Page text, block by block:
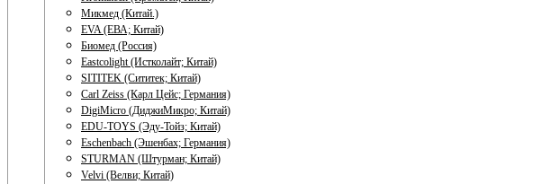
Микмед (Китай.)
EVA (ЕВА; Китай)
Биомед (Россия)
Eastcolight (Истколайт; Китай)
SITITEK (Сититек; Китай)
Carl Zeiss (Карл Цейс; Германия)
DigiMicro (ДиджиМикро; Китай)
EDU-TOYS (Эду-Тойз; Китай)
Eschenbach (Эшенбах; Германия)
STURMAN (Штурман; Китай)
Velvi (Велви; Китай)